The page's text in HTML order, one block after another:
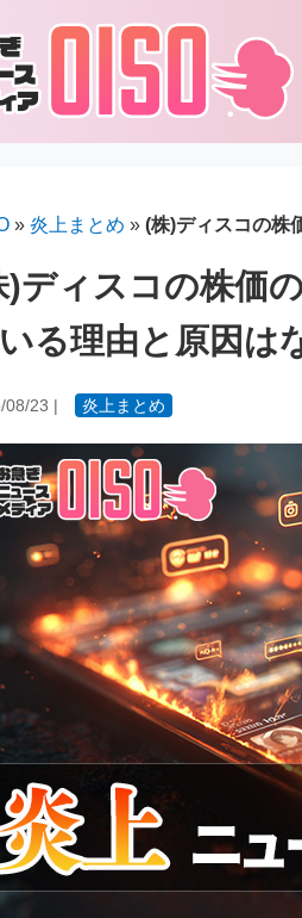
» 炎上まとめ » (株)ディスコの株
)ディスコの株価
る理由と原因は
08/23 | 炎上まとめ